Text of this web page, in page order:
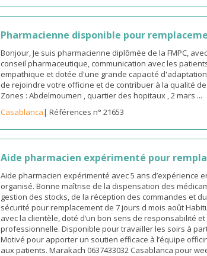
Pharmacienne disponible pour
Bonjour, Je suis pharmacienne diplômée de la FMPC,
conseil pharmaceutique, communication avec les
empathique et dotée d'une grande capacité
de rejoindre votre officine et de contribuer à la qualité
Zones : Abdelmoumen , quartier des hopitaux , 2 mars ...
Casablanca| Références n° 21653
Aide pharmacien expérimenté pour
Aide pharmacien expérimenté avec 5 ans d’expérience
organisé. Bonne maîtrise de la dispensation des
gestion des stocks, de la réception des commandes et
sécurité pour remplacement de 7 jours d mois août
avec la clientèle, doté d’un bon sens de responsabilité
professionnelle. Disponible pour travailler les soirs à
Motivé pour apporter un soutien efficace à l’équipe
aux patients. Marakach 0637433032 Casablanca pour